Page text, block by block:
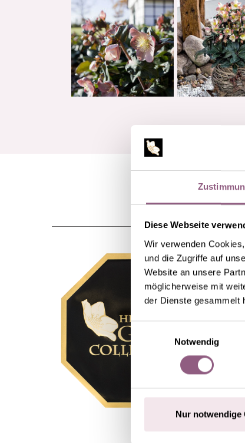
Diese Webseite
Wir verwenden
und die Zugriffe auf
Website an unsere
möglicherweise mit
der Dienste gesammelt
Einwilligungsauswahl
Notwendig
Nur notwendige